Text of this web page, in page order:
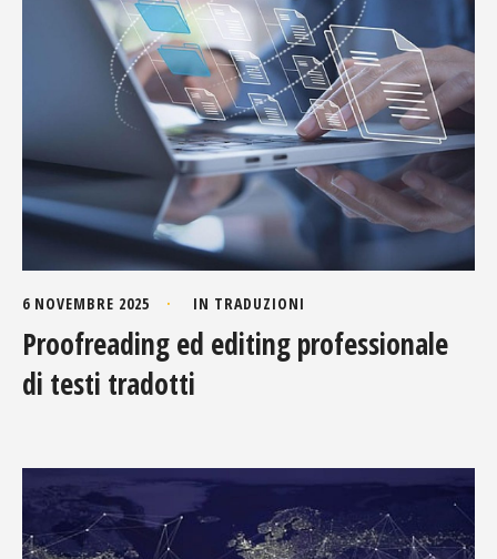
6 NOVEMBRE 2025 IN TRADUZIONI
Proofreading ed editing professionale
di testi tradotti